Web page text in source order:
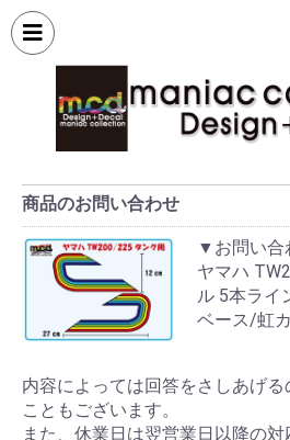
商品のお問い合わせ
▼お問い合
ヤマハ
ル 5本ラ
ベース/虹
内容によっては回答をさしあげる
こともございます。
また、休業日は翌営業日以降の